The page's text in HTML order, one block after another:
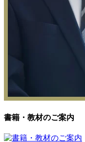
書籍・教材のご案内